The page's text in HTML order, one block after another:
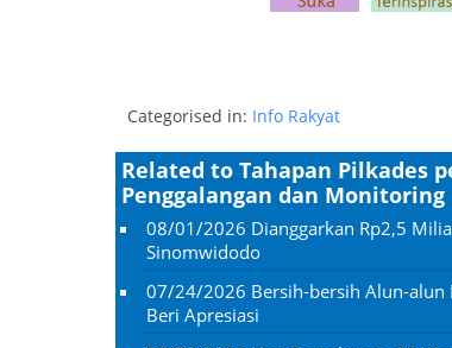
Categorised in: Info Rakyat
Related to Tahapan Pilkades
Penggalangan dan Monitoring
08/01/2026 Dianggarkan Rp2,5
Sinomwidodo
07/24/2026 Bersih-bersih Alun-alun
Beri Apresiasi